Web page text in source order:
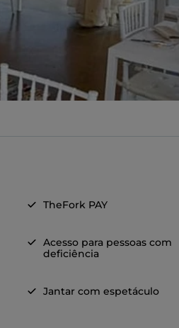
TheFork PAY
Acesso para pessoas com
deficiência
Jantar com espetáculo